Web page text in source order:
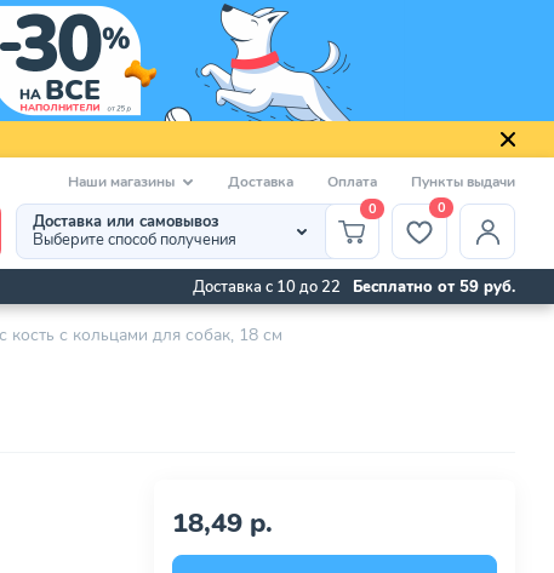
Наши магазины Доставка Оплата Пункты выдачи
Доставка или самовывоз
Выберите способ получения
0 0
Доставка с 10 до 22 Бесплатно от 59 руб.
с кольцами для собак, 18 см
18,49 р.